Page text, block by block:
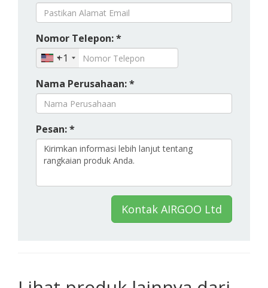
Nomor Telepon: *
+1
Nama Perusahaan: *
Pesan: *
Kontak AIRGOO Ltd